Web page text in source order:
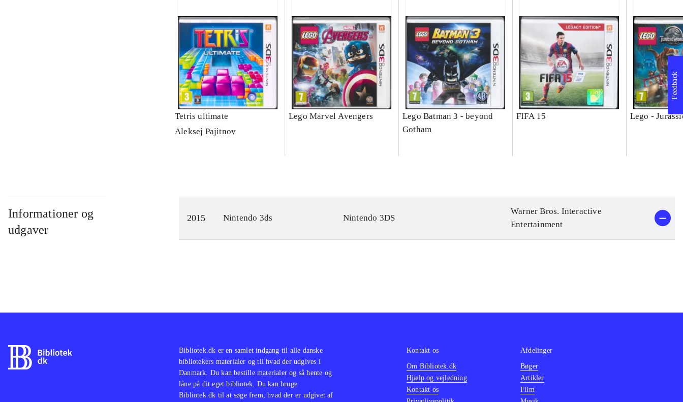
Tetris ultimate
Aleksej Pajitnov
Lego Marvel Avengers
Lego Batman 3 - beyond
Gotham
FIFA 15 Lego -
Informationer og
udgaver
2015 Nintendo 3ds Nintendo 3DS
Warner Bros. Interactive
Entertainment
Feedback
Bibliotek.dk er en samlet indgang til alle danske
bibliotekers materialer og til hvad der udgives i
Danmark. Du kan bestille materialer og så hente og
låne på dit eget bibliotek. Du kan bruge
Bibliotek.dk til at søge frem, hvad der er udgivet af
Kontakt os
Om Bibliotek.dk
Hjælp og vejledning
Kontakt os
Afdelinger
Bøger
Artikler
Film